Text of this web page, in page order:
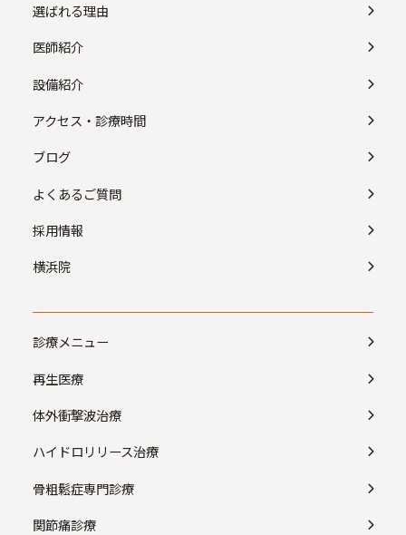
選ばれる理由
医師紹介
設備紹介
アクセス・診療時間
ブログ
よくあるご質問
採用情報
横浜院
診療メニュー
再生医療
体外衝撃波治療
ハイドロリリース治療
骨粗鬆症専門診療
関節痛診療